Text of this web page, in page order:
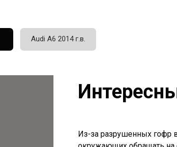
Audi A6 2014 г.в.
Из-за разрушенных гофр